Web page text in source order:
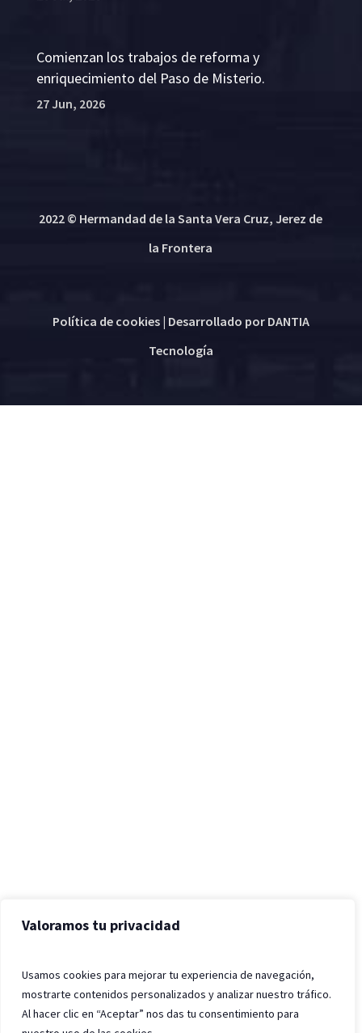
Valoramos tu privacidad
Usamos cookies para mejorar tu experiencia de navegación,
mostrarte contenidos personalizados y analizar nuestro tráfico.
Al hacer clic en “Aceptar” nos das tu consentimiento para
Comienzan los trabajos de reforma y
enriquecimiento del Paso de Misterio.
27 Jun, 2026
2022 © Hermandad de la Santa Vera Cruz, Jerez de
la Frontera
Política de cookies| Desarrollado por DANTIA
Tecnología